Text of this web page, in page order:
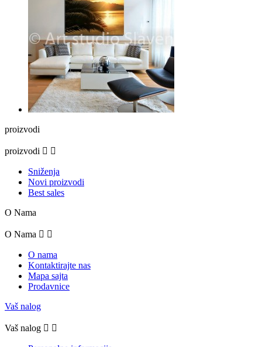
proizvodi
proizvodi  
Sniženja
Novi proizvodi
Best sales
O Nama
O Nama  
O nama
Kontaktirajte nas
Mapa sajta
Prodavnice
Vaš nalog
Vaš nalog  